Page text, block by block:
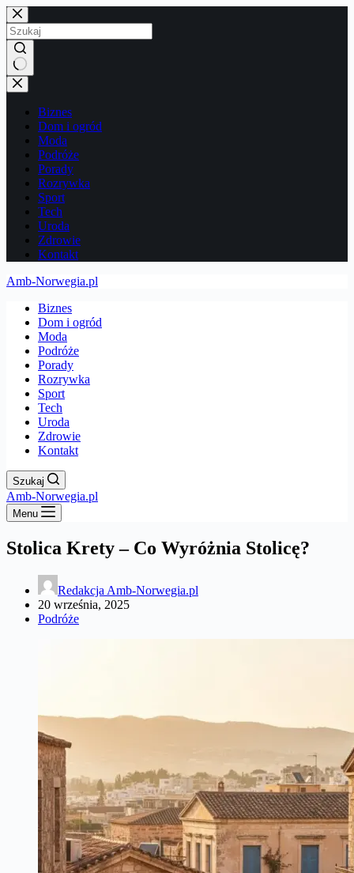
Przejdź
do
treści
Brak
wyników
Biznes
Dom i ogród
Moda
Podróże
Porady
Rozrywka
Sport
Tech
Uroda
Zdrowie
Kontakt
Amb-Norwegia.pl
Biznes
Dom i ogród
Moda
Podróże
Porady
Rozrywka
Sport
Tech
Uroda
Zdrowie
Kontakt
Szukaj
Amb-Norwegia.pl
Menu
Stolica Krety – Co Wyróżnia Stolicę?
Redakcja Amb-Norwegia.pl
20 września, 2025
Podróże